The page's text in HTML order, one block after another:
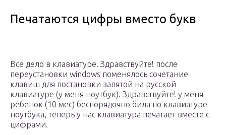
Печатаются цифры вместо букв
Все дело в клавиатуре. Здравствуйте! после
переустановки windows поменялось сочетание
клавиш для постановки запятой на русской
клавиатуре (у меня ноутбук). Здравствуйте! у меня
ребенок (10 мес) беспорядочно била по клавиатуре
ноутбука, теперь у нас клавиатура печатает вместе с
цифрами.